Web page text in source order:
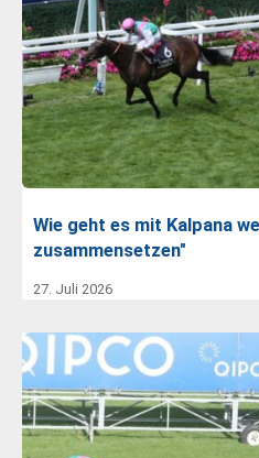
Wie geht es mit Kalpana
zusammensetzen"
27. Juli 2026